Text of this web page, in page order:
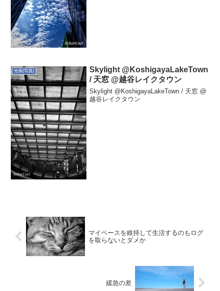
光画(写真)
Skylight @KoshigayaLakeTown
/ 天窓 @越谷レイクタウン
Skylight @KoshigayaLakeTown / 天窓 @
越谷レイクタウン
マイペースを維持して生活するのもログ
を取らないとダメか
緩急の差